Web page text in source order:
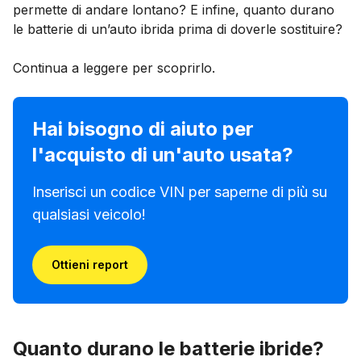
permette di andare lontano? E infine, quanto durano
le batterie di un’auto ibrida prima di doverle sostituire?
Continua a leggere per scoprirlo.
Hai bisogno di aiuto per
l'acquisto di un'auto usata?
Inserisci un codice VIN per saperne di più su
qualsiasi veicolo!
Ottieni report
Quanto durano le batterie ibride?